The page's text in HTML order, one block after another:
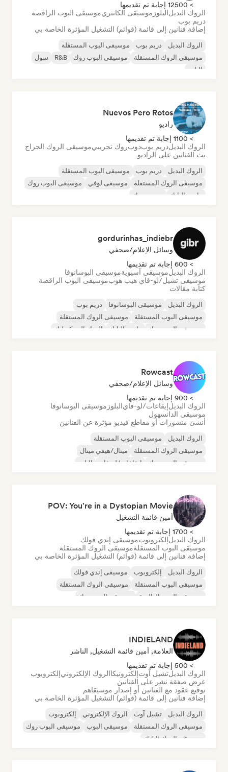
> 12500 إجابة تم تقديمها
الروك البديلالبلوز موسيقى الكانتريموسيقى البوب الراقصة
دريم بوب
إضافة فنانين إلى قائمة (قوائم) التشغيل المؤثرة الخاصة بي
الروك البديل دريم بوب
موسيقى البوب المستقلة
موسيقى الروك المستقلة
موسيقى البوب روك R&B
سول
البلوز
Nuevos Pero Rotos
راديو
> 1100 إجابة تم تقديمها
الروك البديلدريم بوبدوبروك تجريبيموسيقى الروك الجراج
بث الفنانين على الراديو
الروك البديل دريم بوب
موسيقى البوب المستقلة
موسيقى الروك المستقلة
موسيقى لوفي
موسيقى البوب روك
ما بعد البانك
بوست روك
gordurinhas_indiebr
وسائل الإعلام/صحفي
> 600 إجابة تم تقديمها
الروك البديلموسيقى آسيويةموسيقى البوسانوفا
موسيقى تشيل/لو-فاي هيب هوبموسيقى البوب الراقصة
كتابة مقالات
الروك البديل موسيقى البوسانوفا
دريم بوب
موسيقى البوب المستقلة
موسيقى الروك المستقلة
موسيقى البوب روك
ما بعد البانك الروك السيكديليك
Rowcast
وسائل الإعلام/صحفي
> 900 إجابة تم تقديمها
الروك البديلإيقاعات/لو-فايالبلوز موسيقى البوسانوفا
موسيقى الدانسهول
أنشئ منشورات أو مقاطع فيديو مؤثرة عن الفنانين
الروك البديل
موسيقى البوب المستقلة
موسيقى الروك المستقلة
ميتال/هيفي ميتال
موسيقى البوب روك
إيقاعات/لو-فاي
البلوز
POV: You're in a Dystopian Movie
أمين قائمة التشغيل
> 1700 إجابة تم تقديمها
الروك البديلإلكتروبوبموسيقى إندي فولك
موسيقى البوب المستقلةموسيقى الروك المستقلة
إضافة فنانين إلى قائمة (قوائم) التشغيل المؤثرة الخاصة بي
الروك البديل إلكتروبوب
موسيقى إندي فولك
موسيقى البوب المستقلة
موسيقى الروك المستقلة
موسيقى البوب العالمية
موسيقى البوب روك
INDIELAND
العلامة, أمين قائمة التشغيل, الناشر
> 500 إجابة تم تقديمها
الروك البديلتشيل آوتإلكترونيكاالروك الإلكترونيإلكتروبوب
عرض صفقة نشر على الفنانين
توقيع عقود مع الفنانين أو إصدار موسيقاهم
إضافة فنانين إلى قائمة (قوائم) التشغيل المؤثرة الخاصة بي
الروك البديل تشيل آوت الروك الإلكتروني
إلكتروبوب
موسيقى الروك المستقلة
موسيقى البوب
موسيقى البوب روك
موسيقى الروك البانك